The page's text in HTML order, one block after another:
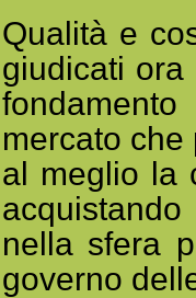
Qualità e
giudicati ora
mercato
al meglio la
nella sfera
governo